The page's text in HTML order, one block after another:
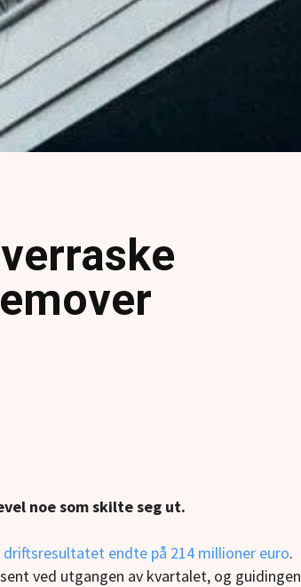
noe som skilte seg ut.
endte på 214 millioner euro.
ved utgangen av kvartalet, og guidingen